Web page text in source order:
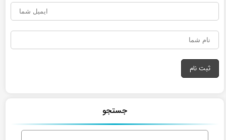
جستجو
جستجو